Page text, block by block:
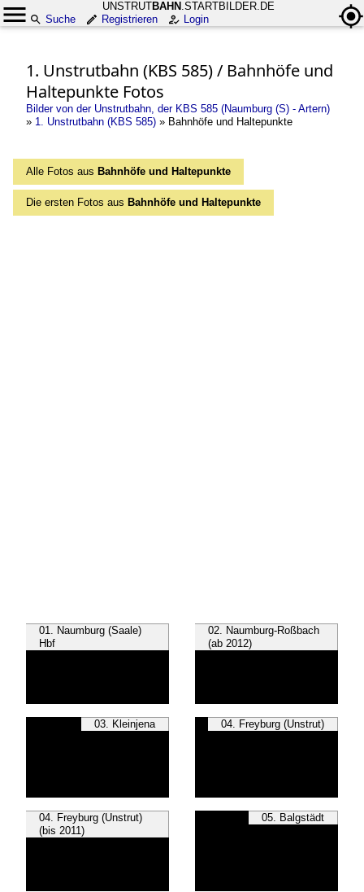
UNSTRUTBAHN .STARTBILDER.DE
Suche
Registrieren Login
1. Unstrutbahn (KBS 585) / Bahnhöfe und
Haltepunkte Fotos
Bilder von der Unstrutbahn, der KBS 585 (Naumburg (S) - Artern)
» 1. Unstrutbahn (KBS 585) » Bahnhöfe und Haltepunkte
Alle Fotos aus Bahnhöfe und Haltepunkte
Die ersten Fotos aus Bahnhöfe und Haltepunkte
01. Naumburg (Saale)
Hbf
02. Naumburg-Roßbach
(ab 2012)
03. Kleinjena 04. Freyburg (Unstrut)
04. Freyburg (Unstrut)
(bis 2011)
05. Balgstädt